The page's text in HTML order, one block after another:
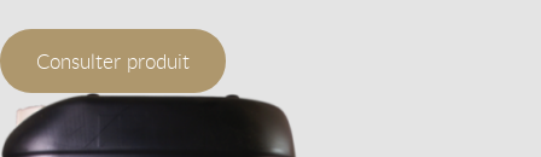
Consulter produit